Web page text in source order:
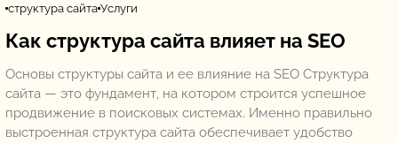
структура сайта Услуги
Как структура сайта влияет на SEO
Основы структуры сайта и ее влияние на SEO Структура
сайта — это фундамент, на котором строится успешное
продвижение в поисковых системах. Именно правильно
выстроенная структура сайта обеспечивает удобство